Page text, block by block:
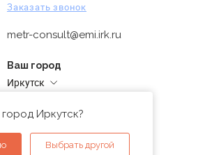
Заказать звонок
metr-consult@emi.irk.ru
Ваш город
Иркутск
Иркутск?
Выбрать другой